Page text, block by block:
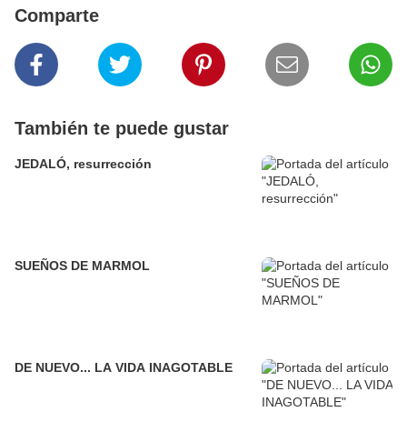
Comparte
También te puede gustar
JEDALÓ, resurrección
SUEÑOS DE MARMOL
DE NUEVO... LA VIDA INAGOTABLE